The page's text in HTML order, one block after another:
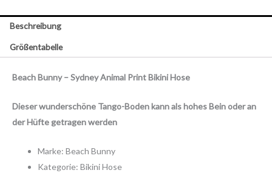
Beschreibung
Größentabelle
Beach Bunny – Sydney Animal Print Bikini Hose
Dieser wunderschöne Tango-Boden kann als hohes Bein oder an
der Hüfte getragen werden
Marke: Beach Bunny
Kategorie: Bikini Hose